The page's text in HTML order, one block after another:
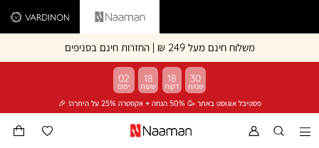
Vardinon Naaman
משלוח חינם מעל 249 ₪ | החזרות חינם בסניפים
פסטיבל אוגוסט באתר 🥳 50% הנחה + אקסטרה 25% על היתרה! 🎉
02 18 18 30